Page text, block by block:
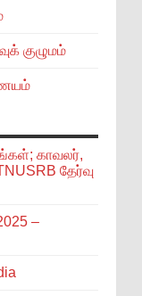
குழுமம்
காவலர்,
தேர்வு
–